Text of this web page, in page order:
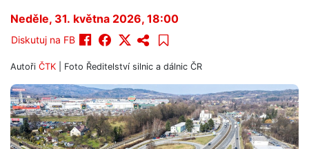
Neděle, 31. května 2026, 18:00
Diskutuj na FB
Autoři ČTK | Foto Ředitelství silnic a dálnic ČR